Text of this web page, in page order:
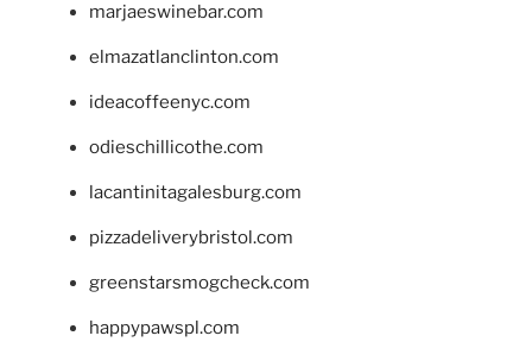
marjaeswinebar.com
elmazatlanclinton.com
ideacoffeenyc.com
odieschillicothe.com
lacantinitagalesburg.com
pizzadeliverybristol.com
greenstarsmogcheck.com
happypawspl.com